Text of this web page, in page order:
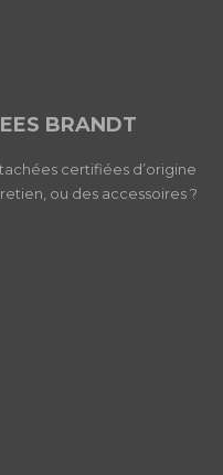
BRANDT
certifiées d’origine
ou des accessoires ?